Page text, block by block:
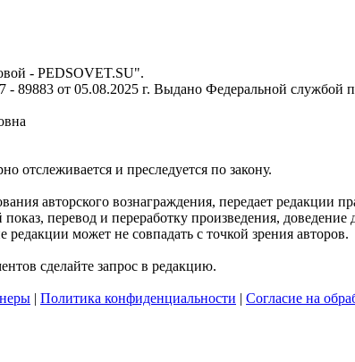
- PEDSOVET.SU".
от 05.08.2025 г. Выдано Федеральной службой
отслеживается и преследуется по закону.
авторского вознаграждения, передает
перевод и переработку произведения,
может не совпадать с точкой зрения авторов.
сделайте запрос в редакцию.
| Политика конфиденциальности | Согласие на